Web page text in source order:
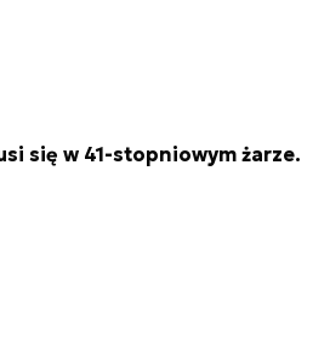
się w 41-stopniowym żarze.